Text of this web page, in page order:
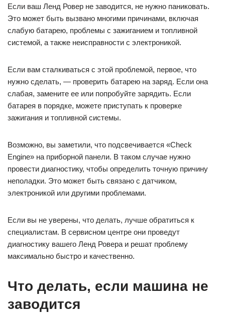
Если ваш Ленд Ровер не заводится, не нужно паниковать.
Это может быть вызвано многими причинами, включая
слабую батарею, проблемы с зажиганием и топливной
системой, а также неисправности с электроникой.
Если вам сталкиваться с этой проблемой, первое, что
нужно сделать, — проверить батарею на заряд. Если она
слабая, замените ее или попробуйте зарядить. Если
батарея в порядке, можете приступать к проверке
зажигания и топливной системы.
Возможно, вы заметили, что подсвечивается «Check
Engine» на приборной панели. В таком случае нужно
провести диагностику, чтобы определить точную причину
неполадки. Это может быть связано с датчиком,
электроникой или другими проблемами.
Если вы не уверены, что делать, лучше обратиться к
специалистам. В сервисном центре они проведут
диагностику вашего Ленд Ровера и решат проблему
максимально быстро и качественно.
Что делать, если машина не
заводится